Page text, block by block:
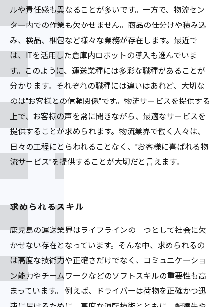
ルや責任感も異なることが多いです。一方で、物流セン
ター内での作業も欠かせません。商品の仕分けや積み込
み、検品、梱包など様々な業務が存在します。最近で
は、ITを活用した倉庫内ロボットの導入も進んでいま
す。このように、運送業種には多彩な職種があることが
分かります。それぞれの職種には違いはあれど、大切な
のは"お客様との信頼関係"です。物流サービスを提供する
上で、お客様の声を常に聞きながら、最適なサービスを
提供することが求められます。物流業界で働く人々は、
日々の工程にとらわれることなく、"お客様に喜ばれる物
流サービス"を提供することが大切だと言えます。
求められるスキル
鹿児島の運送業界はライフラインの一つとして社会に欠
かせない存在となっています。そんな中、求められるの
は高度な技術力や正確さだけでなく、コミュニケーショ
ン能力やチームワークなどのソフトスキルの重要性も高
まっています。 例えば、ドライバーは荷物を正確かつ迅